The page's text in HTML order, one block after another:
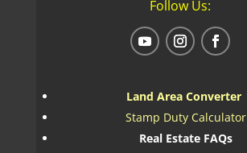
Follow Us:
Land Area Converter
Stamp Duty Calculator
Real Estate FAQs